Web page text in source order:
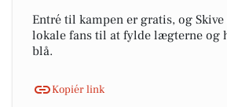
Entré til kampen er gratis, og
lokale fans til at fylde lægterne og
blå.
Kopiér link